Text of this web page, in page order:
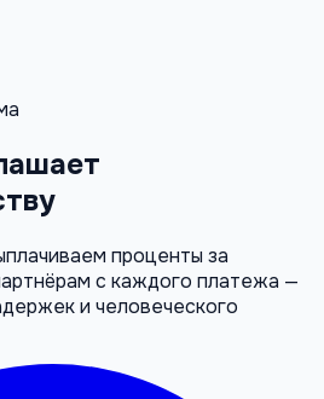
проценты за
с каждого платежа —
и человеческого